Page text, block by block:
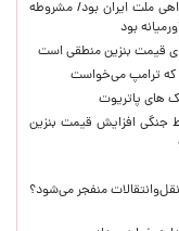
ملت ایران بود/ مشروطه
بود
قیمت بنزین منطقی است
که ترامپ می‌خواست
های پاتریوت
جنگی افزایش قیمت بنزین
منفجر می‌شود؟